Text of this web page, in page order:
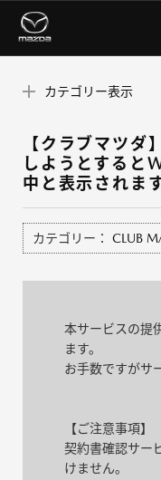
カテゴリー表示
【クラブマツダ
しようとすると
中と表示されます
カテゴリー： CLUB
本サービスの提
ます。
お手数ですがサ
【ご注意事項】
契約書確認サー
けません。